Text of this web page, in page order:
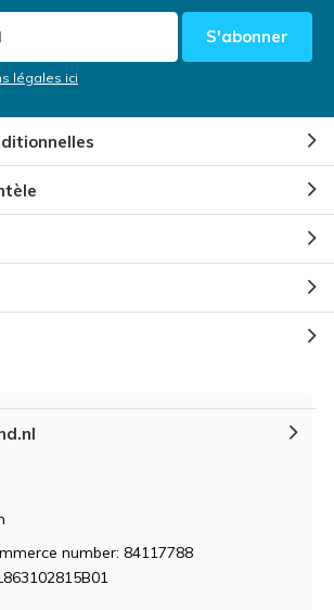
Dents de mégalodon lors
ParNiels Cox
Comment conserver et entretenir
S'abonner
légales ici
number: 84117788